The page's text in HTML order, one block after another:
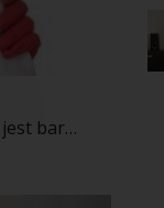
Wystarczy niekiedy tyko chwila nieuwagi…i Twoja ulubiona koszula upstrzona jest bardzo trudną do usunięcia plamą. Czy zatem musisz wyrzucić ją do kosza i kupić sobie nowy egzemplarz? Nie! Plamy na koszuli usuniesz domowymi sposobami!